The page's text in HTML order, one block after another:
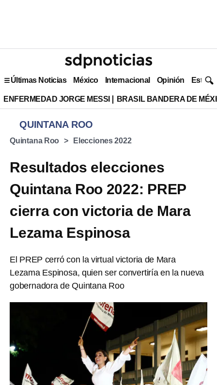
Últimas Noticias México Internacional Opinión Estilo
ENFERMEDAD JORGE MESSI BRASIL BANDERA DE
QUINTANA ROO
Quintana Roo Elecciones 2022
Resultados elecciones
Quintana Roo 2022: PREP
cierra con victoria de Mara
Lezama Espinosa
El PREP cerró con la virtual victoria de Mara
Lezama Espinosa, quien ser convertiría en la nueva
gobernadora de Quintana Roo